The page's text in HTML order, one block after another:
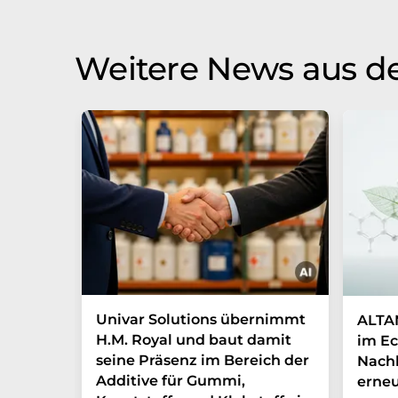
Weitere News aus
Univar Solutions übernimmt
H.M. Royal und baut damit
seine Präsenz im Bereich der
Additive für Gummi,
im